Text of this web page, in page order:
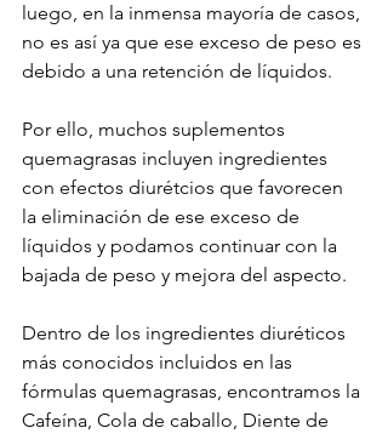
luego, en la inmensa mayoría de casos,
no es así ya que ese exceso de peso es
debido a una retención de líquidos.
Por ello, muchos suplementos
quemagrasas incluyen ingredientes
con efectos diurétcios que favorecen
la eliminación de ese exceso de
líquidos y podamos continuar con la
bajada de peso y mejora del aspecto.
Dentro de los ingredientes diuréticos
más conocidos incluidos en las
fórmulas quemagrasas, encontramos la
Cafeína, Cola de caballo, Diente de